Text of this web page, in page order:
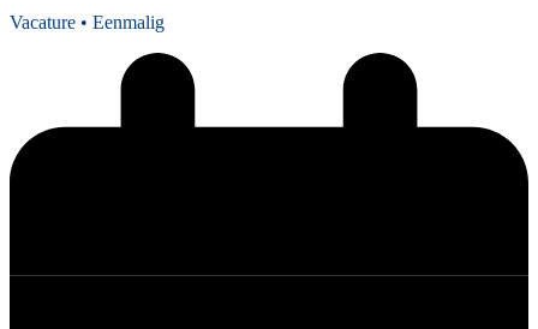
Vacature • Eenmalig